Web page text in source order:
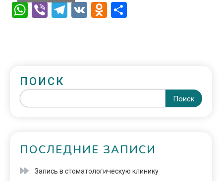
WhatsApp
ViberTelegram
VK Odnoklassniki
ПОИСК
Поиск
ПОСЛЕДНИЕ ЗАПИСИ
Запись в стоматологическую клинику